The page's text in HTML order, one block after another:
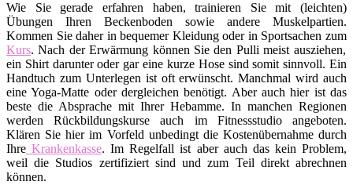
Wie Sie gerade erfahren haben, trainieren Sie mit (leichten)
Übungen Ihren Beckenboden sowie andere Muskelpartien.
Kommen Sie daher in bequemer Kleidung oder in Sportsachen zum
Kurs. Nach der Erwärmung können Sie den Pulli meist ausziehen,
ein Shirt darunter oder gar eine kurze Hose sind somit sinnvoll. Ein
Handtuch zum Unterlegen ist oft erwünscht. Manchmal wird auch
eine Yoga-Matte oder dergleichen benötigt. Aber auch hier ist das
beste die Absprache mit Ihrer Hebamme. In manchen Regionen
werden Rückbildungskurse auch im Fitnessstudio angeboten.
Klären Sie hier im Vorfeld unbedingt die Kostenübernahme durch
Ihre Krankenkasse. Im Regelfall ist aber auch das kein Problem,
weil die Studios zertifiziert sind und zum Teil direkt abrechnen
können.